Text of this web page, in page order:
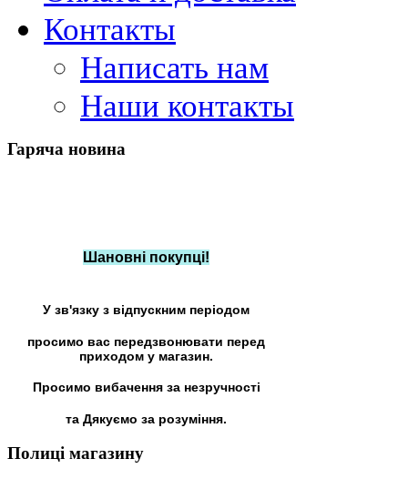
Контакты
Написать нам
Наши контакты
Гаряча новина
Шановні покупці!
У зв'язку з відпускним періодом
просимо вас передзвонювати перед
приходом у магазин.
Просимо вибачення за незручності
та Дякуємо за розуміння.
Полиці магазину